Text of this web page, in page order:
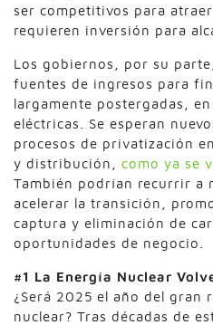
ser competitivos para
requieren inversión para
Los gobiernos, por su
fuentes de ingresos para
largamente postergadas,
eléctricas. Se esperan
procesos de privatización
y distribución, como ya se
También podrían recurrir a
acelerar la transición,
captura y eliminación de
oportunidades de negocio.
#1 La Energía Nuclear
¿Será 2025 el año del gran
nuclear? Tras décadas de